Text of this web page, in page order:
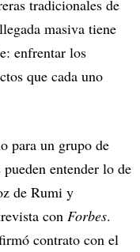
tradicionales de
masiva tiene
enfrentar los
que cada uno
para un grupo de
entender lo de
de Rumi y
con Forbes.
contrato con el